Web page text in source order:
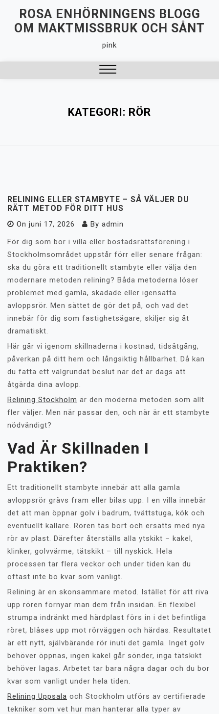
innehåll
ROSA ENHÖRNINGENS BLOGG
OM MAKTMISSBRUK OCH SÅNT
pink
KATEGORI: RÖR
RELINING ELLER STAMBYTE – SÅ VÄLJER DU
RÄTT METOD FÖR DITT HUS
On juni 17, 2026 By admin
För dig som bor i villa eller bostadsrättsförening i
Stockholmsområdet uppstår förr eller senare frågan:
ska du göra ett traditionellt stambyte eller välja den
modernare metoden relining? Båda metoderna löser
problemet med gamla, skadade eller igensatta
avloppsrör. Men sättet de gör det på, och vad det
innebär för dig som fastighetsägare, skiljer sig åt
dramatiskt.
Här går vi igenom skillnaderna i kostnad, tidsåtgång,
påverkan på ditt hem och långsiktig hållbarhet. Då kan
du fatta ett välgrundat beslut när det är dags att
åtgärda dina avlopp.
Relining Stockholm är den moderna metoden som allt
fler väljer. Men när passar den, och när är ett stambyte
nödvändigt?
Vad Är Skillnaden I
Praktiken?
Ett traditionellt stambyte innebär att alla gamla
avloppsrör grävs fram eller bilas upp. I en villa innebär
det att man öppnar golv i badrum, tvättstuga, kök och
eventuellt källare. Rören tas bort och ersätts med nya
rör av plast. Därefter återställs alla ytskikt – kakel,
klinker, golvvärme, tätskikt – till nyskick. Hela
processen tar flera veckor och under tiden kan du
oftast inte bo kvar som vanligt.
Relining är en skonsammare metod. Istället för att riva
upp rören förnyar man dem från insidan. En flexibel
strumpa indränkt med härdplast förs in i det befintliga
röret, blåses upp mot rörväggen och härdas. Resultatet
är ett nytt, självbärande rör inuti det gamla. Inget golv
behöver öppnas, ingen kakel går sönder, inga tätskikt
behöver lagas. Arbetet tar bara några dagar och du bor
kvar som vanligt under hela tiden.
Relining Uppsala och Stockholm utförs av certifierade
tekniker som vet hur man hanterar alla typer av